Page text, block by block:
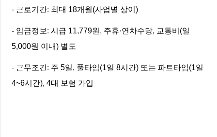
- 근로기간: 최대 18개월(사업별 상이)
- 임금정보: 시급 11,779원, 주휴·연차수당, 교통비(일
5,000원 이내) 별도
- 근무조건: 주 5일, 풀타임(1일 8시간) 또는 파트타임(1일
4~6시간), 4대 보험 가입